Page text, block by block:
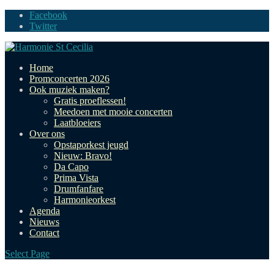
Facebook
Twitter
Home
Promconcerten 2026
Ook muziek maken?
Gratis proeflessen!
Meedoen met mooie concerten
Laatbloeiers
Over ons
Opstaporkest jeugd
Nieuw: Bravo!
Da Capo
Prima Vista
Drumfanfare
Harmonieorkest
Agenda
Nieuws
Contact
Select Page